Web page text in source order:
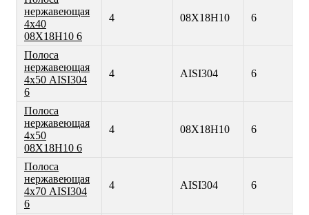
нержавеющая
4х40
08Х18Н10 6
4 08Х18Н10 6
Полоса
нержавеющая
4х50 AISI304
6
4 AISI304 6
Полоса
нержавеющая
4х50
08Х18Н10 6
4 08Х18Н10 6
Полоса
нержавеющая
4х70 AISI304
6
4 AISI304 6